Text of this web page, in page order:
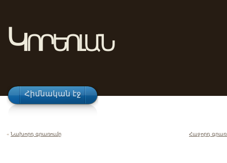
Կորեոլան
Հիմնական էջ
« Նախորդ գրառումը Հաջորդ